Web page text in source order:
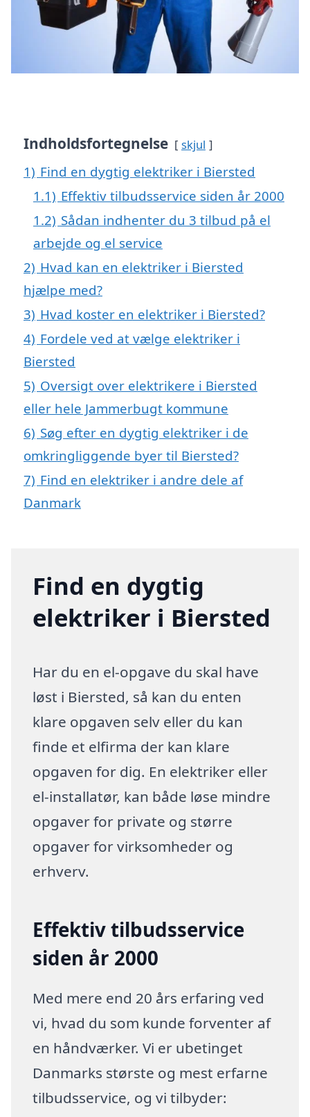
Indholdsfortegnelse skjul
1) Find en dygtig elektriker i Biersted
1.1) Effektiv tilbudsservice siden år 2000
1.2) Sådan indhenter du 3 tilbud på el
arbejde og el service
2) Hvad kan en elektriker i Biersted
hjælpe med?
3) Hvad koster en elektriker i Biersted?
4) Fordele ved at vælge elektriker i
Biersted
5) Oversigt over elektrikere i Biersted
eller hele Jammerbugt kommune
6) Søg efter en dygtig elektriker i de
omkringliggende byer til Biersted?
7) Find en elektriker i andre dele af
Danmark
Find en dygtig
elektriker i Biersted
Har du en el-opgave du skal have
løst i Biersted, så kan du enten
klare opgaven selv eller du kan
finde et elfirma der kan klare
opgaven for dig. En elektriker eller
el-installatør, kan både løse mindre
opgaver for private og større
opgaver for virksomheder og
erhverv.
Effektiv tilbudsservice
siden år 2000
Med mere end 20 års erfaring ved
vi, hvad du som kunde forventer af
en håndværker. Vi er ubetinget
Danmarks største og mest erfarne
tilbudsservice, og vi tilbyder: